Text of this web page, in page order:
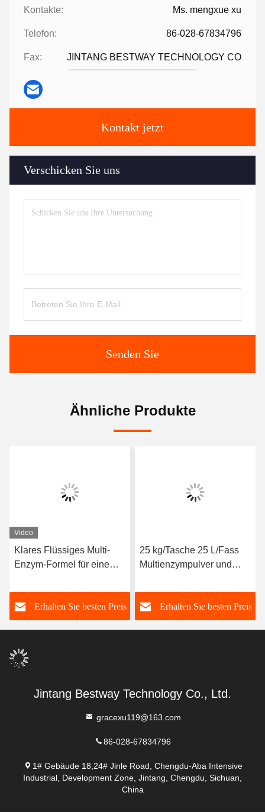
Kontakte: Ms. mengxue xu
Telefon: 86-028-67834796
Fax: JINTANG BESTWAY TECHNOLOGY CO
Kontakt jetzt
Verschicken Sie uns
Senden Sie
Ähnliche Produkte
Video
Klares Flüssiges Multi-
Enzym-Formel für eine
empfohlene Dosierung 1-
3 kg/T PH-Bereich 5,5-9.5
Erhalten Sie besten Preis
25 kg/Tasche 25 L/Fass
Multienzympulver und
Tiefenreinigung
Erhalten Sie besten Preis
Jintang Bestway Technology Co., Ltd.
gracexu119@163.com
86-028-67834796
1# Gebäude 18,24# Jinle Road, Chengdu-Aba Intensive
Industrial, Development Zone, Jintang, Chengdu, Sichuan,
China